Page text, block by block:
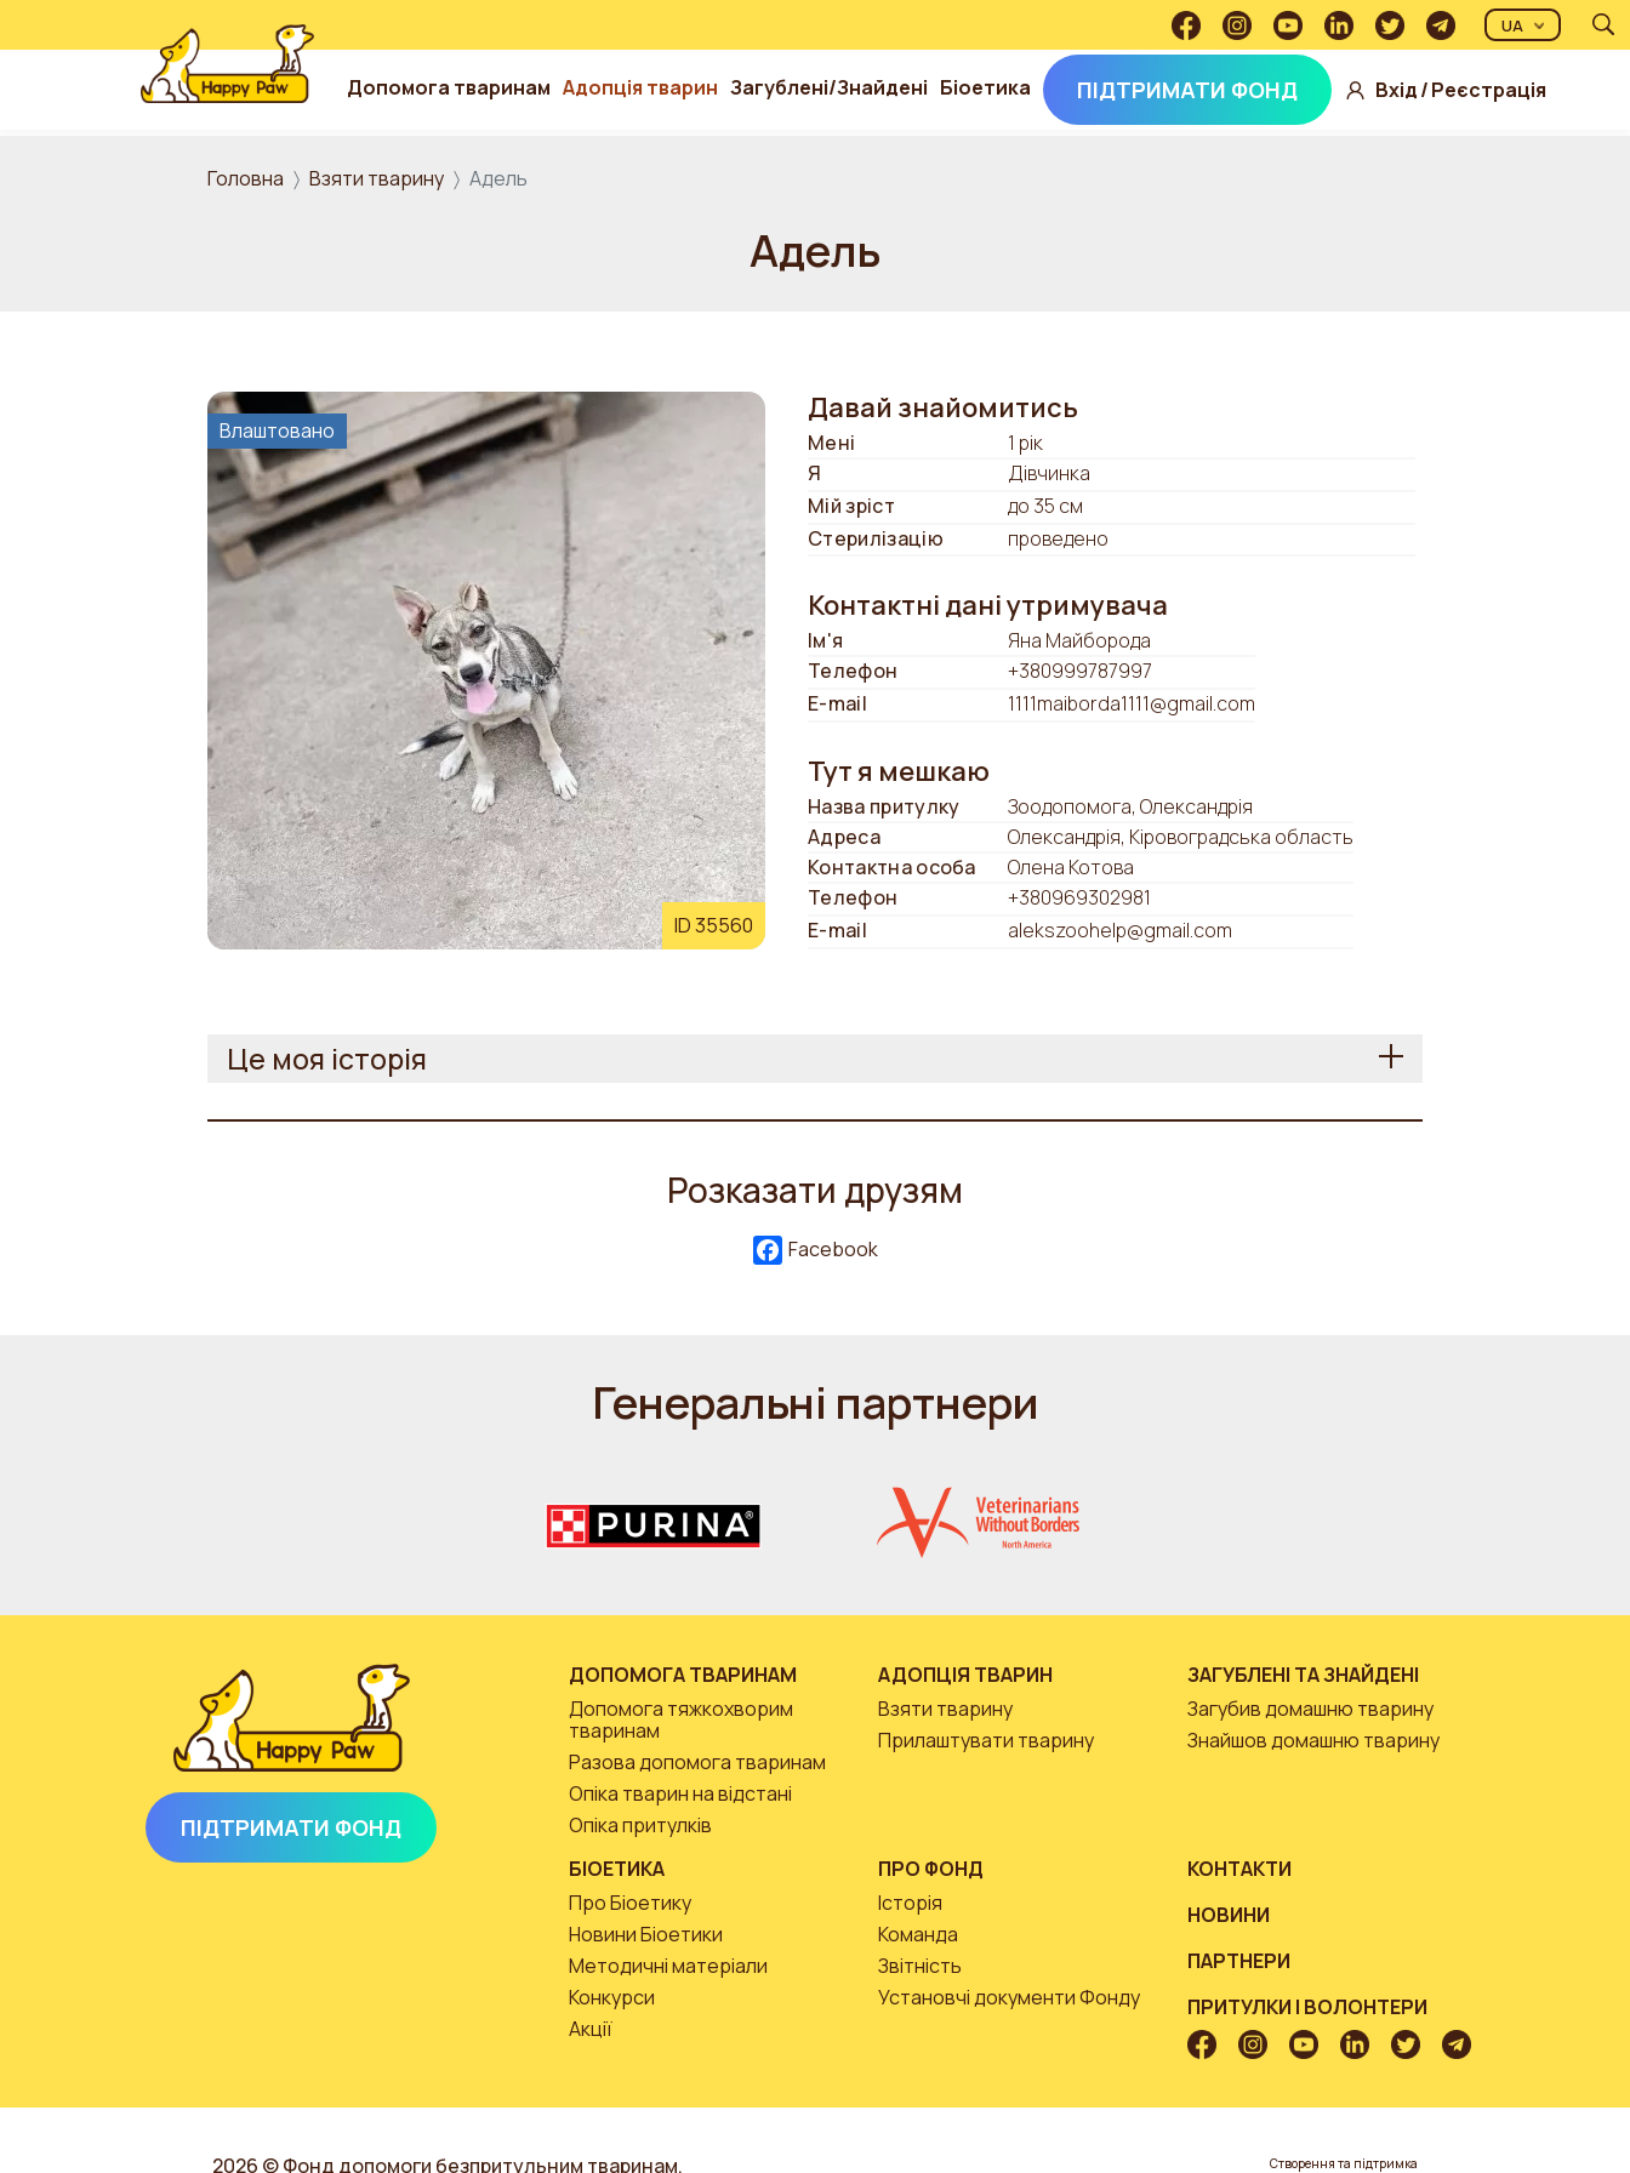
Допомога тваринам Адопція тварин Загублені/Знайдені Біоетика ПІДТРИМАТИ ФОНД Вхід/Реєстрація
UA
Головна Взяти тварину Адель
Адель
ID 35560
Влаштовано
Давай знайомитись
Мені
1 рік
Я
Дівчинка
Мій зріст
до 35 см
Стерилізацію
проведено
Контактні дані утримувача
Ім'я
Яна Майборода
Телефон
+380999787997
E-mail
1111maiborda1111@gmail.com
Тут я мешкаю
Назва притулку
Зоодопомога, Олександрія
Адреса
Олександрія, Кіровоградська область
Контактна особа
Олена Котова
Телефон
+380969302981
E-mail
alekszoohelp@gmail.com
Це моя історія
Розказати друзям
Facebook
Генеральні партнери
ПІДТРИМАТИ ФОНД
ДОПОМОГА ТВАРИНАМ
Допомога тяжкохворим
тваринам
Разова допомога тваринам
Опіка тварин на відстані
Опіка притулків
АДОПЦІЯ ТВАРИН
Взяти тварину
Прилаштувати тварину
ЗАГУБЛЕНІ ТА ЗНАЙДЕНІ
Загубив домашню тварину
Знайшов домашню тварину
БІОЕТИКА
Про Біоетику
Новини Біоетики
Методичні матеріали
Конкурси
Акції
ПРО ФОНД
Історія
Команда
Звітність
Установчі документи Фонду
КОНТАКТИ
НОВИНИ
ПАРТНЕРИ
ПРИТУЛКИ І ВОЛОНТЕРИ
2026 © Фонд допомоги безпритульним тваринам. Створення та підтримка